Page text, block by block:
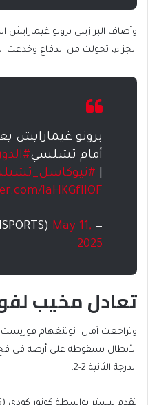
وأضاف البرازيلي برونو
الجزاء، تحولت من الدفاع وخدعت
برونو غيمارايش
أمام تشلسي
IaHKGfIIOF
— beIN SPORTS (@beINSPORTS)
May 11,
2025
تعادل مخيب
وتراجعت آمال نوتنغهام
الأبطال بسقوطه على أرضه في
الدرجة الثانية 2-2.